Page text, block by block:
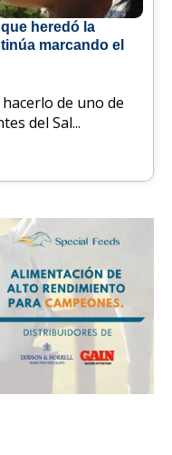
heredó la
marcando el
de uno de
del Sal...